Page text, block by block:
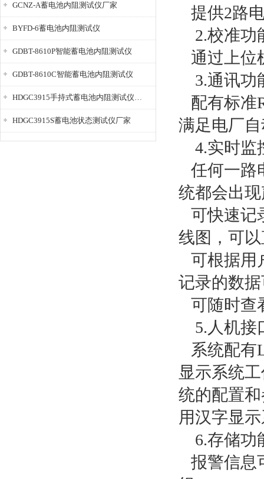
GCNZ-A蓄电池内阻测试仪厂家
BYFD-6蓄电池内阻测试仪
GDBT-8610P智能蓄电池内阻测试仪
GDBT-8610C智能蓄电池内阻测试仪
HDGC3915手持式蓄电池内阻测试仪厂家
HDGC3915S蓄电池状态测试仪厂家
提供2路
2.校准功
通过上位
3.通讯功
配有标准
满足电厂
4.实时监
任何一路
统都会出
可快速记
线图，可
可根据用
记录的数
可随时查
5. 人机接
系统配有
显示系统
统的配置
用汉字显
6.存储功
报警信息